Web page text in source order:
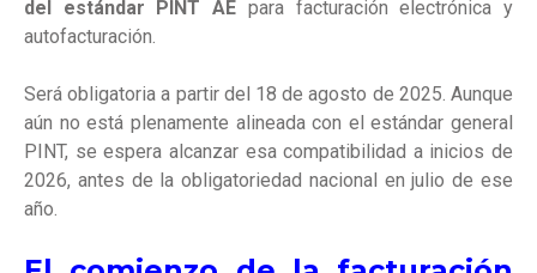
del estándar PINT AE para facturación electrónica y
autofacturación.
Será obligatoria a partir del 18 de agosto de 2025. Aunque
aún no está plenamente alineada con el estándar general
PINT, se espera alcanzar esa compatibilidad a inicios de
2026, antes de la obligatoriedad nacional en julio de ese
año.